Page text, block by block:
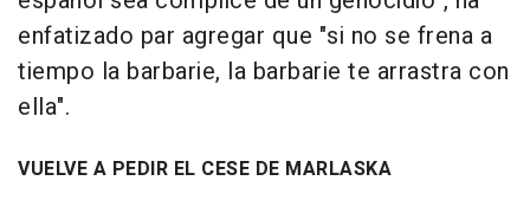
enfatizado par agregar que "si no se frena a
tiempo la barbarie, la barbarie te arrastra con
ella".
VUELVE A PEDIR EL CESE DE MARLASKA